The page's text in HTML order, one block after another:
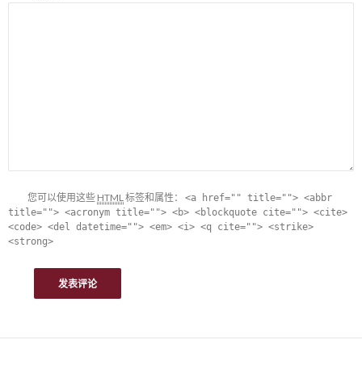
您可以使用这些 HTML标签和属性： <a href="" title=""> <abbr
title=""> <acronym title=""> <b> <blockquote cite=""> <cite>
<code> <del datetime=""> <em> <i> <q cite=""> <strike>
<strong>